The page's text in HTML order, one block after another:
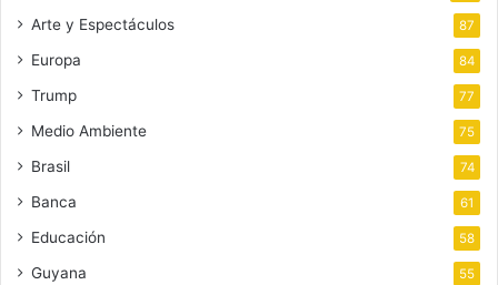
Arte y Espectáculos 87
Europa 84
Trump 77
Medio Ambiente 75
Brasil 74
Banca 61
Educación 58
Guyana 55